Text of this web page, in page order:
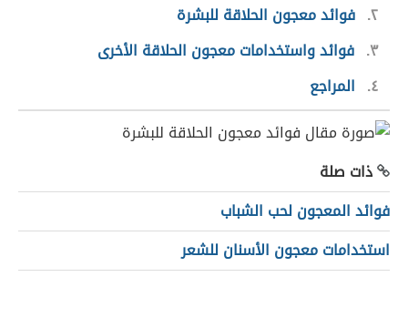
٢ فوائد معجون الحلاقة للبشرة
٣ فوائد واستخدامات معجون الحلاقة الأخرى
٤
المراجع
ذات صلة
فوائد المعجون لحب الشباب
استخدامات معجون الأسنان للشعر